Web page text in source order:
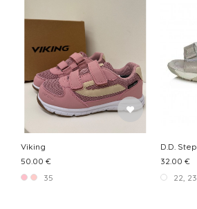
Viking
50.00 €
35
D.D. Step
32.00 €
22, 23